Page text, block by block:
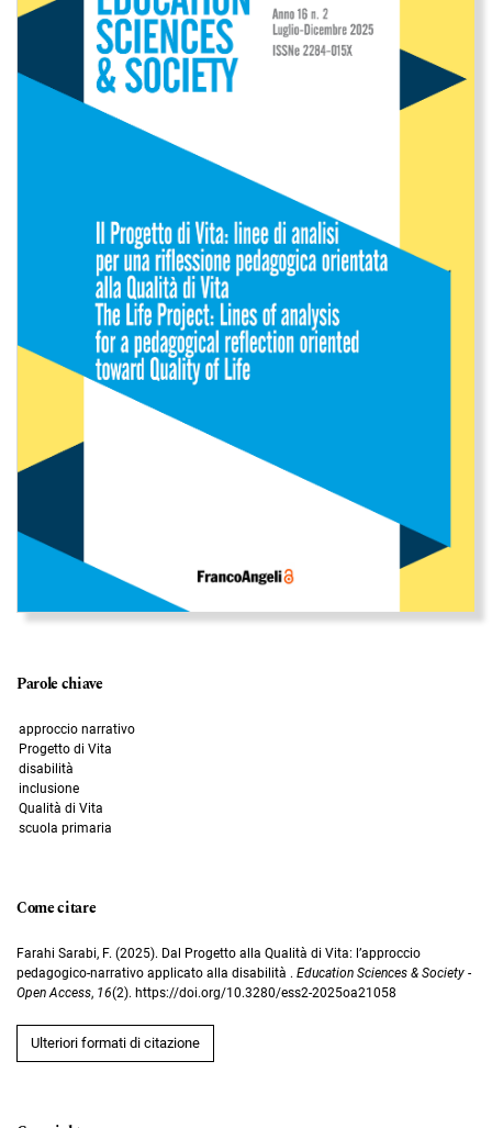
Parole chiave
approccio narrativo
Progetto di Vita
disabilità
inclusione
Qualità di Vita
scuola primaria
Come citare
Farahi Sarabi, F. (2025). Dal Progetto alla Qualità di Vita: l’approccio
pedagogico-narrativo applicato alla disabilità . Education Sciences & Society -
Open Access, 16(2). https://doi.org/10.3280/ess2-2025oa21058
Ulteriori formati di citazione